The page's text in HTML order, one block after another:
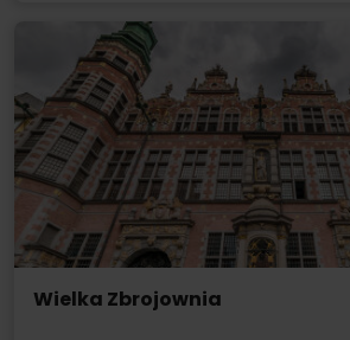
Wielka Zbrojownia